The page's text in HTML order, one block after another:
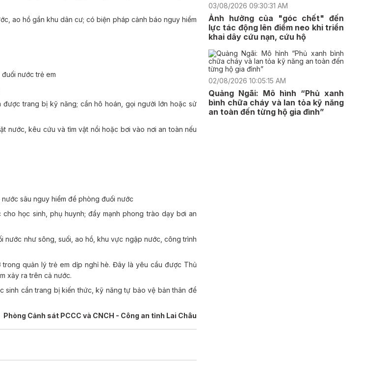
ao hồ gần khu dân cư; có biện pháp cảnh báo nguy hiểm
nước trẻ em
trang bị kỹ năng; cần hô hoán, gọi người lớn hoặc sử
nước, kêu cứu và tìm vật nổi hoặc bơi vào nơi an toàn nếu
sâu nguy hiểm đề phòng đuối nước
học sinh, phụ huynh; đẩy mạnh phong trào dạy bơi an
như sông, suối, ao hồ, khu vực ngập nước, công trình
quản lý trẻ em dịp nghỉ hè. Đây là yêu cầu được Thủ
xảy ra trên cả nước.
sinh cần trang bị kiến thức, kỹ năng tự bảo vệ bản thân để
Phòng Cảnh sát PCCC và CNCH - Công an tỉnh Lai Châu
03/08/2026 09:30:31 AM
Ảnh hưởng của "góc chết" đến
lực tác động lên điểm neo khi triển
khai dây cứu nạn, cứu hộ
02/08/2026 10:05:15 AM
Quảng Ngãi: Mô hình “Phủ xanh
bình chữa cháy và lan tỏa kỹ năng
an toàn đến từng hộ gia đình”